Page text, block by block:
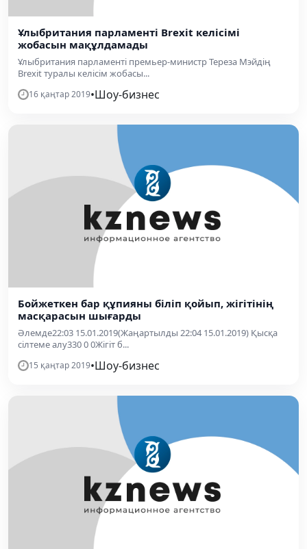
Ұлыбритания парламенті Brexit келісімі
жобасын мақұлдамады
Ұлыбритания парламенті премьер-министр Тереза Мэйдің
Brexit туралы келісім жобасы...
16 қаңтар 2019•Шоу-бизнес
Бойжеткен бар құпияны біліп қойып, жігітінің
масқарасын шығарды
Әлемде22:03 15.01.2019(Жаңартылды 22:04 15.01.2019) Қысқа
сілтеме алу330 0 0Жігіт б...
15 қаңтар 2019•Шоу-бизнес